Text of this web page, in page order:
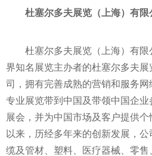
杜塞尔多夫展览（上海）有限
杜塞尔多夫展览（上海）有
界知名展览主办者的杜塞尔多夫
司，拥有完善成熟的营销和服务
专业展览带到中国及带领中国企
展会，并为中国市场及客户提供
以来，历经多年来的创新发展，
缆及管材、塑料、医疗器械、零售